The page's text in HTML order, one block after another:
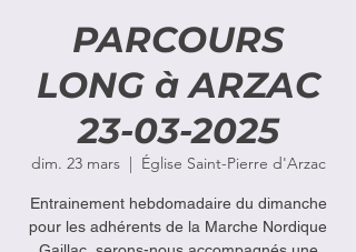
PARCOURS
LONG à ARZAC
23-03-2025
dim. 23 mars
  |
Église Saint-Pierre d'Arzac
Entrainement hebdomadaire du dimanche
pour les adhérents de la Marche Nordique